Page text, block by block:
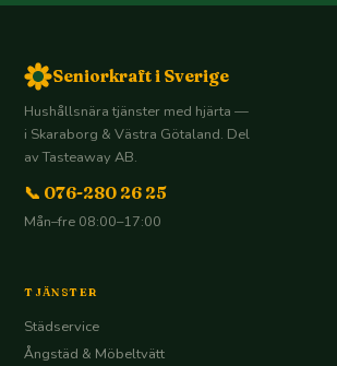
Seniorkraft i Sverige
Hushållsnära tjänster med hjärta —
i Skaraborg & Västra Götaland. Del
av Tasteaway AB.
📞 076-280 26 25
Mån–fre 08:00–17:00
TJÄNSTER
Städservice
Ångstäd & Möbeltvätt